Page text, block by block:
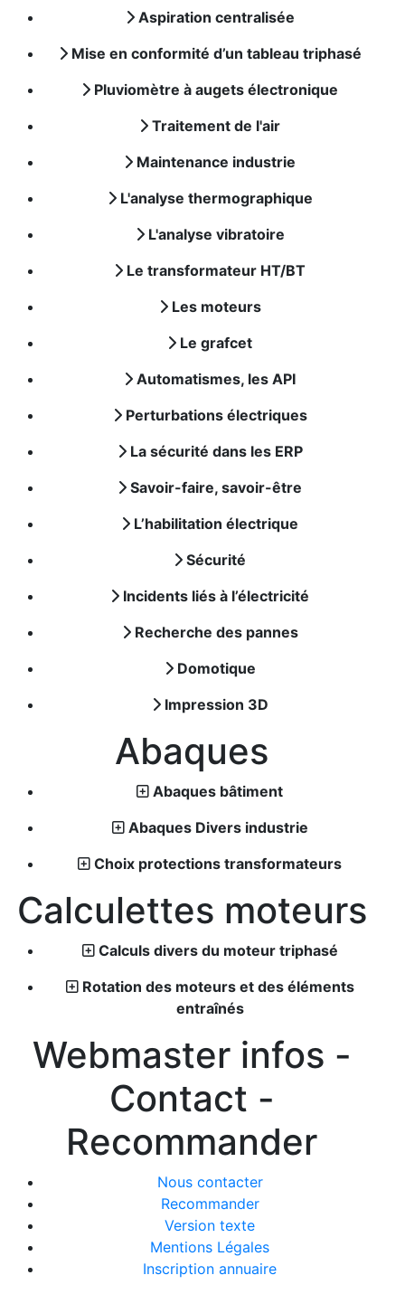
Aspiration centralisée
Mise en conformité d’un tableau triphasé
Pluviomètre à augets électronique
Traitement de l'air
Maintenance industrie
L'analyse thermographique
L'analyse vibratoire
Le transformateur HT/BT
Les moteurs
Le grafcet
Automatismes, les API
Perturbations électriques
La sécurité dans les ERP
Savoir-faire, savoir-être
L’habilitation électrique
Sécurité
Incidents liés à l’électricité
Recherche des pannes
Domotique
Impression 3D
Abaques
Abaques bâtiment
Abaques Divers industrie
Choix protections transformateurs
Calculettes moteurs
Calculs divers du moteur triphasé
Rotation des moteurs et des éléments
entraînés
Webmaster infos -
Contact -
Recommander
Nous contacter
Recommander
Version texte
Mentions Légales
Inscription annuaire